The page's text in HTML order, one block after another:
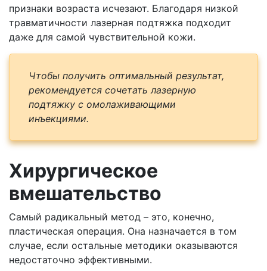
признаки возраста исчезают. Благодаря низкой
травматичности лазерная подтяжка подходит
даже для самой чувствительной кожи.
Чтобы получить оптимальный результат,
рекомендуется сочетать лазерную
подтяжку с омолаживающими
инъекциями.
Хирургическое
вмешательство
Самый радикальный метод – это, конечно,
пластическая операция. Она назначается в том
случае, если остальные методики оказываются
недостаточно эффективными.